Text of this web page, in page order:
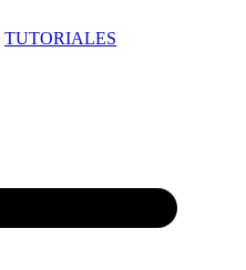
TUTORIALES